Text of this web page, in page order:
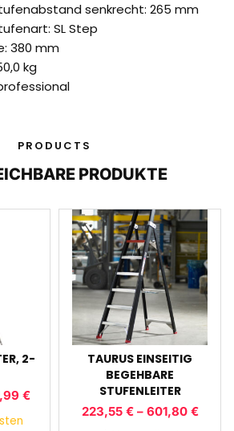
senkrecht: 265 mm
SL Step
380 mm
kg
PRODUCTS
PRODUKTE
2-
€
TAURUS EINSEITIG
BEGEHBARE
STUFENLEITER
223,55 €– 601,80 €